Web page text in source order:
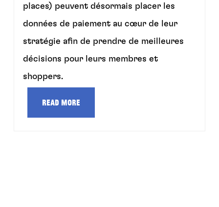
places) peuvent désormais placer les
données de paiement au cœur de leur
stratégie afin de prendre de meilleures
décisions pour leurs membres et
shoppers.
Read more